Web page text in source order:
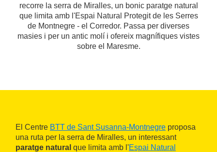
recorre la serra de Miralles, un bonic paratge natural
que limita amb l'Espai Natural Protegit de les Serres
de Montnegre - el Corredor. Passa per diverses
masies i per un antic molí i ofereix magnífiques vistes
sobre el Maresme.
El Centre BTT de Sant Susanna-Montnegre proposa
una ruta per la serra de Miralles, un interessant
paratge natural que limita amb l'Espai Natural